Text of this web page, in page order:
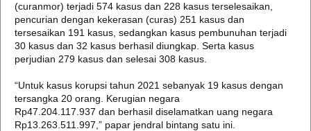
(curanmor) terjadi 574 kasus dan 228 kasus terselesaikan,
pencurian dengan kekerasan (curas) 251 kasus dan
tersesaikan 191 kasus, sedangkan kasus pembunuhan terjadi
30 kasus dan 32 kasus berhasil diungkap. Serta kasus
perjudian 279 kasus dan selesai 308 kasus.
“Untuk kasus korupsi tahun 2021 sebanyak 19 kasus dengan
tersangka 20 orang. Kerugian negara
Rp47.204.117.937 dan berhasil diselamatkan uang negara
Rp13.263.511.997,” papar jendral bintang satu ini.